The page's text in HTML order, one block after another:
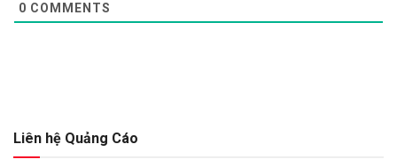
0 COMMENTS
Liên hệ Quảng Cáo